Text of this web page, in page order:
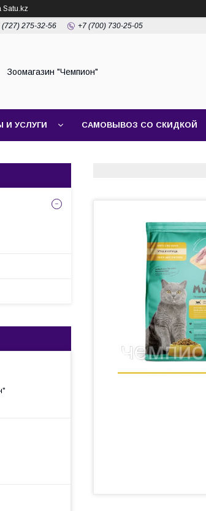
Satu.kz
(727) 275-32-56 +7 (700) 730-25-05
Зоомагазин "Чемпион"
И УСЛУГИ САМОВЫВОЗ СО СКИДКОЙ